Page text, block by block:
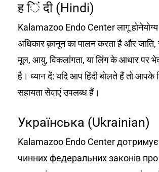
ह िं दी (Hindi)
Kalamazoo Endo Center लागू होनेयोग्य
अधिकार क़ानून का पालन करता है और जाति,
मूल, आयु, विकलांगता, या लिंग के आधार पर
है। ध्यान दें: यदि आप हिंदी बोलते हैं तो आपके
सहायता सेवाएं उपलब्ध हैं।
Українська (Ukrainian)
Kalamazoo Endo Center
чинних федеральних законів про